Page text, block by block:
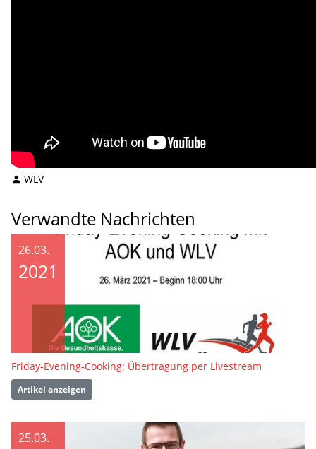
WLV
Verwandte Nachrichten
26.03.
2021
Friday-Evening-Cooking: Übertragung per Livestream
Artikel anzeigen
25.03.